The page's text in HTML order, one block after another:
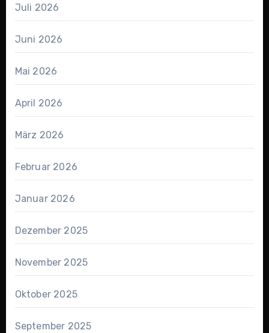
Juli 2026
Juni 2026
Mai 2026
April 2026
März 2026
Februar 2026
Januar 2026
Dezember 2025
November 2025
Oktober 2025
September 2025